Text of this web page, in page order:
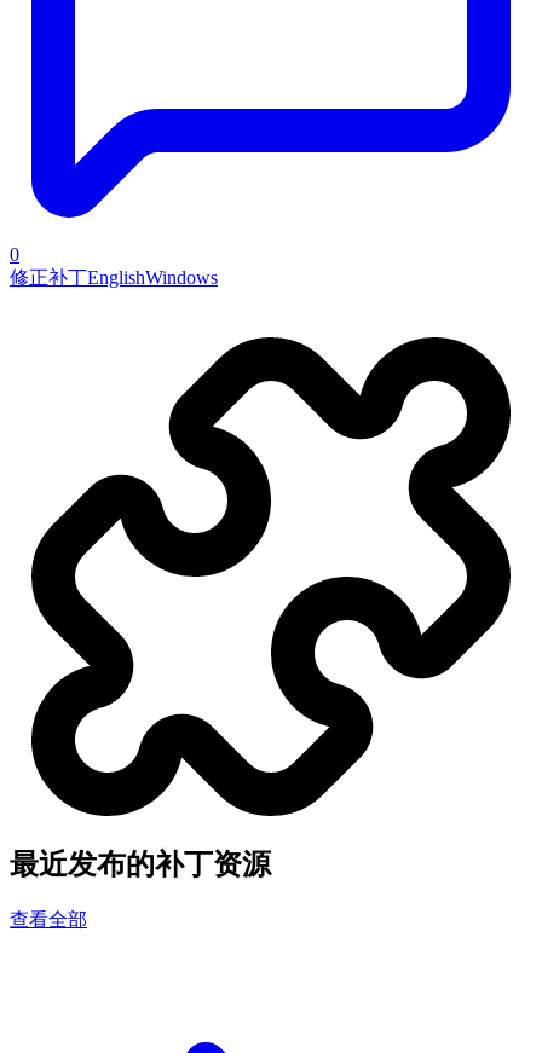
0
修正补丁EnglishWindows
最近发布的补丁资源
查看全部